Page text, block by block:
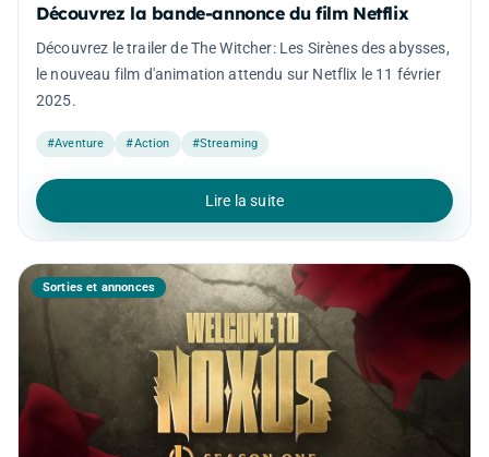
Découvrez la bande-annonce du film Netflix
Découvrez le trailer de The Witcher: Les Sirènes des abysses,
le nouveau film d'animation attendu sur Netflix le 11 février
2025.
#Aventure #Action #Streaming
Lire la suite
Sorties et annonces